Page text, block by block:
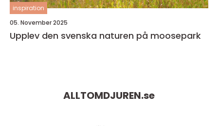
inspiration
05. November 2025
Upplev den svenska naturen på moosepark
ALLTOMDJUREN.se